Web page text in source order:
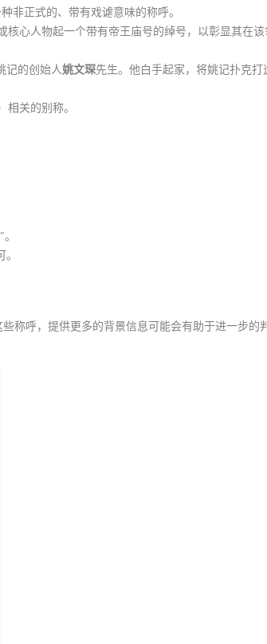
非正式的、带有戏谑意味的称呼。
心人物起一个带有帝王庙号的绰号，以彰显其在
记的创始人姚文琛先生。他白手起家，将姚记扑克打
关的别称。
”。
称呼，提供更多的背景信息可能会有助于进一步的判